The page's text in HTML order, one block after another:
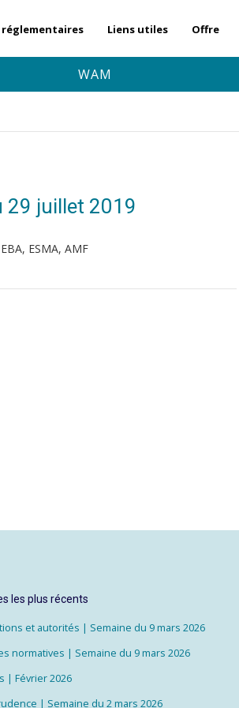
réglementaires Liens utiles Offre
WAM
29 juillet 2019
ESMA, AMF
les plus récents
et autorités | Semaine du 9 mars 2026
normatives | Semaine du 9 mars 2026
| Février 2026
| Semaine du 2 mars 2026